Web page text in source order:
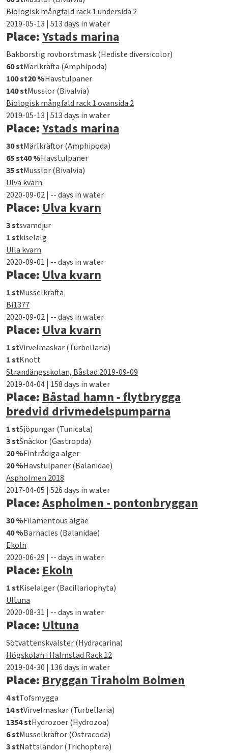
Biologisk mångfald rack 1 undersida 2
2019-05-13 | 513 days in water
Place:Ystads marina
Bakborstig rovborstmask (Hediste diversicolor)
60 stMärlkräfta (Amphipoda)
100 st20 %Havstulpaner
140 stMusslor (Bivalvia)
Biologisk mångfald rack 1 ovansida 2
2019-05-13 | 513 days in water
Place:Ystads marina
30 stMärlkräftor (Amphipoda)
65 st40 %Havstulpaner
35 stMusslor (Bivalvia)
Ulva kvarn
2020-09-02 | -- days in water
Place:Ulva kvarn
3 stsvamdjur
1 stkiselalg
Ulla kvarn
2020-09-01 | -- days in water
Place:Ulva kvarn
1 stMusselkräfta
Bi1377
2020-09-02 | -- days in water
Place:Ulva kvarn
1 stVirvelmaskar (Turbellaria)
1 stKnott
Strandängsskolan, Båstad 2019-09-09
2019-04-04 | 158 days in water
Place:Båstad hamn - flytbrygga
bredvid drivmedelspumparna
1 stSjöpungar (Tunicata)
3 stSnäckor (Gastropda)
20 %Fintrådiga alger
20 %Havstulpaner (Balanidae)
Aspholmen 2018
2017-04-05 | 526 days in water
Place:Aspholmen - pontonbryggan
30 %Filamentous algae
40 %Barnacles (Balanidae)
Ekoln
2020-06-29 | -- days in water
Place:Ekoln
1 stKiselalger (Bacillariophyta)
Ultuna
2020-08-31 | -- days in water
Place:Ultuna
Sötvattenskvalster (Hydracarina)
Högskolan i Halmstad Rack 12
2019-04-30 | 136 days in water
Place:Bryggan Tiraholm Bolmen
4 stTofsmygga
14 stVirvelmaskar (Turbellaria)
1354 stHydrozoer (Hydrozoa)
6 stMusselkräftor (Ostracoda)
3 stNattsländor (Trichoptera)